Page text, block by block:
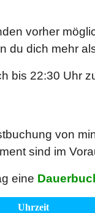
vorher
du dich mehr
bis 22:30 Uhr
von
sind im
eine
Uhrzeit